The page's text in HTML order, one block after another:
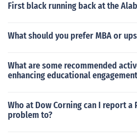
First black running back at the
What should you prefer MBA or
What are some recommended
enhancing educational
Who at Dow Corning can I report a
problem to?